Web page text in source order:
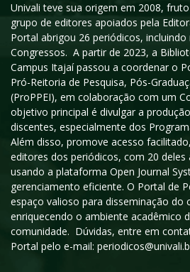
Univali teve sua origem em 2008,
grupo de editores apoiados pela
Portal abrigou 26 periódicos, incluindo
Congressos. A partir de 2023, a
Campus Itajaí passou a coordenar o
Pró-Reitoria de Pesquisa, Pós-
(ProPPEI), em colaboração com um
objetivo principal é divulgar a
discentes, especialmente dos
Além disso, promove acesso
editores dos periódicos, com 20
usando a plataforma Open Journal
gerenciamento eficiente. O Portal de
espaço valioso para disseminação do
enriquecendo o ambiente acadêmico
comunidade. Dúvidas, entre em
Portal pelo e-mail: